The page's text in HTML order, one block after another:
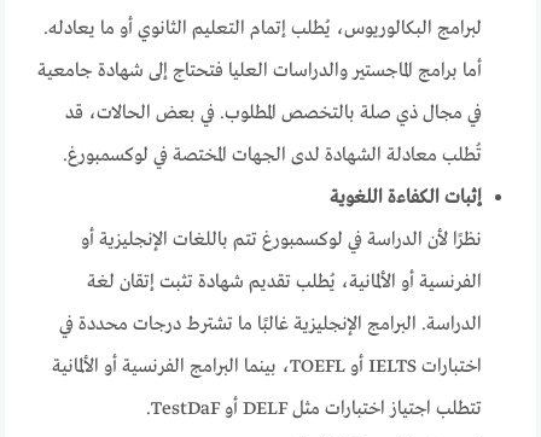
لبرامج البكالوريوس، يُطلب إتمام التعليم الثانوي أو ما يعادله.
أما برامج الماجستير والدراسات العليا فتحتاج إلى شهادة جامعية
في مجال ذي صلة بالتخصص المطلوب. في بعض الحالات، قد
تُطلب معادلة الشهادة لدى الجهات المختصة في لوكسمبورغ.
إثبات الكفاءة اللغوية
نظرًا لأن الدراسة في لوكسمبورغ تتم باللغات الإنجليزية أو
الفرنسية أو الألمانية، يُطلب تقديم شهادة تثبت إتقان لغة
الدراسة. البرامج الإنجليزية غالبًا ما تشترط درجات محددة في
اختبارات IELTS أو TOEFL، بينما البرامج الفرنسية أو الألمانية
تتطلب اجتياز اختبارات مثل DELF أو TestDaF.